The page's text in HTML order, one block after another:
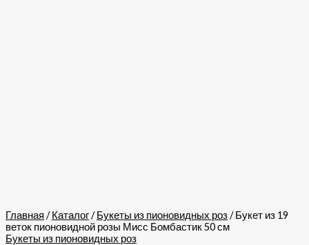
Главная /Каталог/Букеты из пионовидных роз/ Букет из 19
веток пионовидной розы Мисс Бомбастик 50 см
Букеты из пионовидных роз